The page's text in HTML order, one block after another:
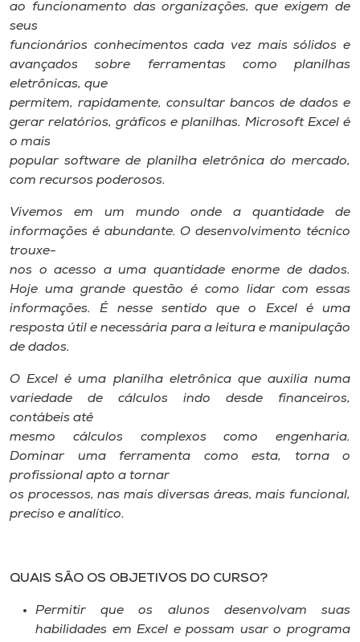
Museu
Unoesc
Store
Selecione
o idioma
ao funcionamento das organizações, que exigem de
seus
funcionários conhecimentos cada vez mais sólidos e
avançados sobre ferramentas como planilhas
eletrônicas, que
permitem, rapidamente, consultar bancos de dados e
gerar relatórios, gráficos e planilhas. Microsoft Excel é
o mais
popular software de planilha eletrônica do mercado,
com recursos poderosos.
Vivemos em um mundo onde a quantidade de
informações é abundante. O desenvolvimento técnico
trouxe-
nos o acesso a uma quantidade enorme de dados.
Hoje uma grande questão é como lidar com essas
informações. É nesse sentido que o Excel é uma
resposta útil e necessária para a leitura e manipulação
de dados.
O Excel é uma planilha eletrônica que auxilia numa
variedade de cálculos indo desde financeiros,
contábeis até
mesmo cálculos complexos como engenharia.
Dominar uma ferramenta como esta, torna o
profissional apto a tornar
os processos, nas mais diversas áreas, mais funcional,
preciso e analítico.
QUAIS SÃO OS OBJETIVOS DO CURSO?
Permitir que os alunos desenvolvam suas
habilidades em Excel e possam usar o programa